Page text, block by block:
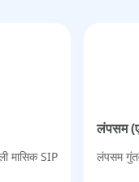
मासिक SIP
लंपसम
लंपसम